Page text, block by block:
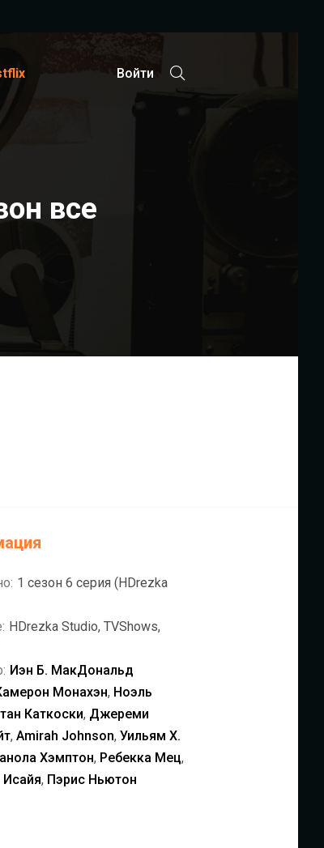
Войти
все
1 сезон 6 серия (HDrezka
HDrezka Studio, TVShows,
Иэн Б. МакДональд
Монахэн, Ноэль
Каткоски, Джереми
, Amirah Johnson, Уильям Х.
Хэмптон, Ребекка Мец,
Исайя, Пэрис Ньютон